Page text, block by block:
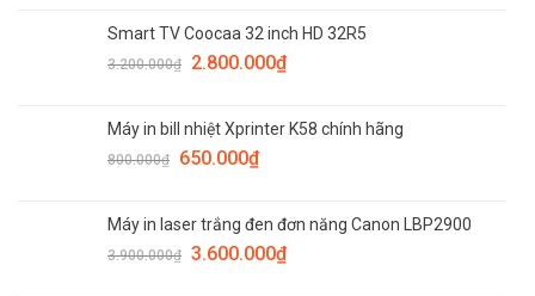
Smart TV Coocaa 32 inch HD 32R5
3.200.000₫ 2.800.000₫
Máy in bill nhiệt Xprinter K58 chính hãng
800.000₫ 650.000₫
Máy in laser trắng đen đơn năng Canon LBP2900
3.900.000₫ 3.600.000₫